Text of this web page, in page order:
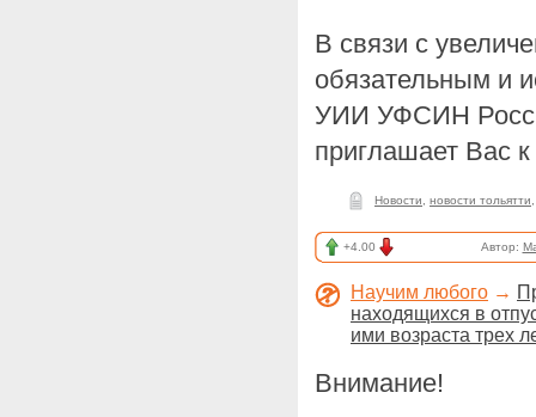
В связи с
обязательным и
УИИ УФСИН
приглашает Вас
Новости новости тольятти
+4.00 Автор:
Научим любого →
находящихся в
ими возраста трех
Внимание!